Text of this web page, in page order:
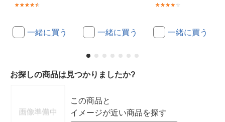
一緒に買う 一緒に買う 一緒に買う
お探しの商品は見つかりましたか?
この商品と
イメージが近い商品を探す